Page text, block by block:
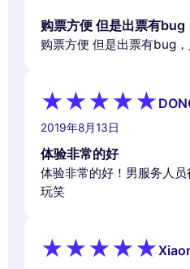
购票方便 但是出票有bug
购票方便 但是出票有bug
2019年8月13日
体验非常的好
体验非常的好！男服务人
玩笑